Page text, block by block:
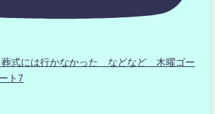
式には行かなかった などなど 木曜ゴー
ト7